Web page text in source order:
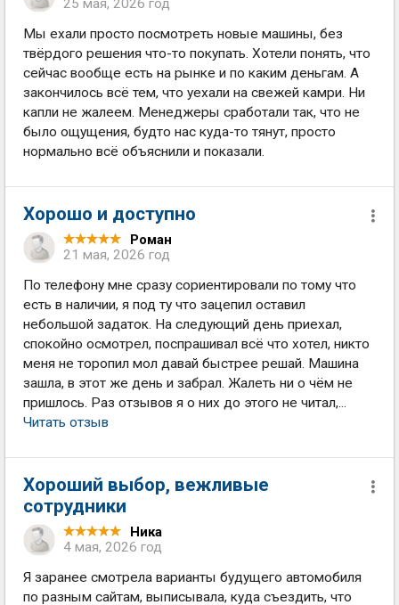
25 мая, 2026 год
Мы ехали просто посмотреть новые машины, без
твёрдого решения что-то покупать. Хотели понять, что
сейчас вообще есть на рынке и по каким деньгам. А
закончилось всё тем, что уехали на свежей камри. Ни
капли не жалеем. Менеджеры сработали так, что не
было ощущения, будто нас куда-то тянут, просто
нормально всё объяснили и показали.
Хорошо и доступно
Роман
21 мая, 2026 год
По телефону мне сразу сориентировали по тому что
есть в наличии, я под ту что зацепил оставил
небольшой задаток. На следующий день приехал,
спокойно осмотрел, поспрашивал всё что хотел, никто
меня не торопил мол давай быстрее решай. Машина
зашла, в этот же день и забрал. Жалеть ни о чём не
пришлось. Раз отзывов я о них до этого не читал,...
Читать отзыв
Хороший выбор, вежливые
сотрудники
Ника
4 мая, 2026 год
Я заранее смотрела варианты будущего автомобиля
по разным сайтам, выписывала, куда съездить, что